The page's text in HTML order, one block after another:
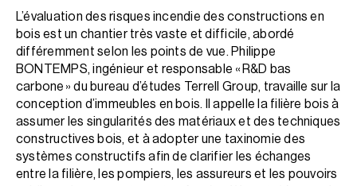
L’évaluation des risques incendie des constructions en
bois est un chantier très vaste et difficile, abordé
différemment selon les points de vue. Philippe
BONTEMPS, ingénieur et responsable « R&D bas
carbone » du bureau d’études Terrell Group, travaille sur la
conception d’immeubles en bois. Il appelle la filière bois à
assumer les singularités des matériaux et des techniques
constructives bois, et à adopter une taxinomie des
systèmes constructifs afin de clarifier les échanges
entre la filière, les pompiers, les assureurs et les pouvoirs